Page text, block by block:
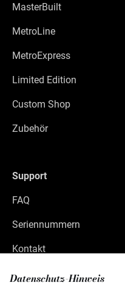
Datenschutz-Hinweis
MasterBuilt
MetroLine
MetroExpress
Limited Edition
Custom Shop
Zubehör
Support
FAQ
Seriennummern
Kontakt